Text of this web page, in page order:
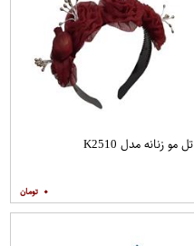
تل مو زنانه مدل K2510
۰